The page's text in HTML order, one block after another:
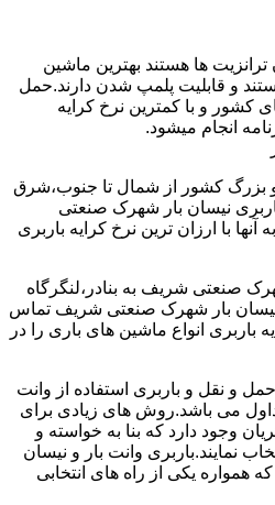
ها هستند بهترین ماشین
و قابلیت پلمپ شدن دارند.حمل
کشور و با کمترین نرخ کرایه
انجام میشود.
کشور از شمال تا جنوب،شرق
نیسان بار شهرک صنعتی
با ارزان ترین نرخ کرایه باربری
صنعتی شریف به بنادر،لنگرگاه
نیسان بار شهرک صنعتی شریف تماس
باربری انواع ماشین های باری را در
حمل و نقل و باربری استفاده از وانت
می باشد.روش های زیادی برای
وجود دارد که بنا به خواسته و
نمایند.باربری وانت بار و نیسان
همواره یکی از راه های انتخابی